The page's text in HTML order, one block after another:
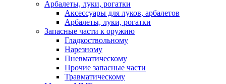
Арбалеты, луки, рогатки
Аксессуары для луков, арбалетов
Арбалеты, луки, рогатки
Запасные части к оружию
Гладкоствольному
Нарезному
Пневматическому
Прочие запасные части
Травматическому